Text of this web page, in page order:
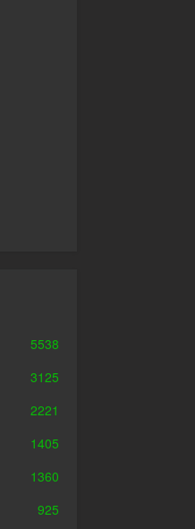
5538
3125
2221
1405
1360
925